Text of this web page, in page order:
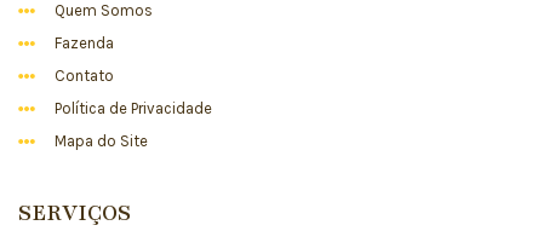
Quem Somos
Fazenda
Contato
Política de Privacidade
Mapa do Site
SERVIÇOS